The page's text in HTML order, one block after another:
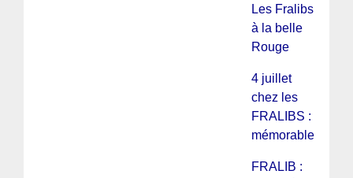
Les Fralibs
à la belle
Rouge
4 juillet
chez les
FRALIBS :
mémorable !
FRALIB :